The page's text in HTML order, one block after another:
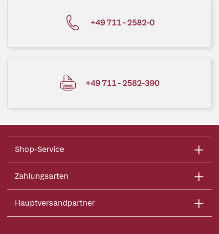
+49 711 - 2582-0
+49 711 - 2582-390
Shop-Service
Zahlungsarten
Hauptversandpartner